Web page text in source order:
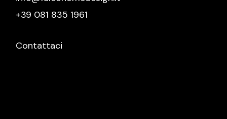
+39 081 835 1961
Contattaci